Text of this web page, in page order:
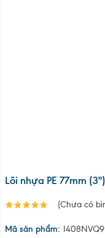
Lõi nhựa PE 77mm
(Chưa có
Mã sản phẩm: